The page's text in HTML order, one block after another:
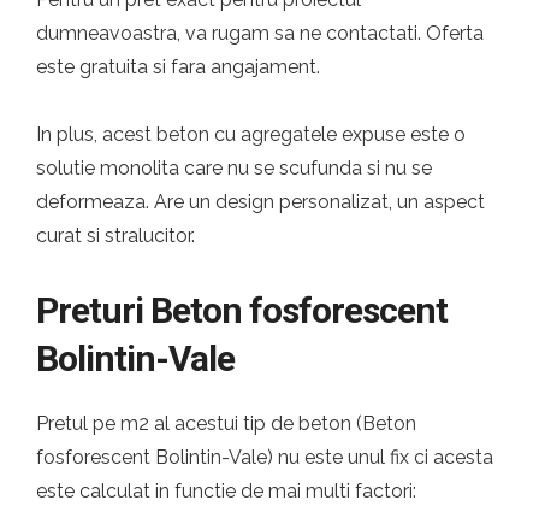
dumneavoastra, va rugam sa ne contactati. Oferta
este gratuita si fara angajament.
In plus, acest beton cu agregatele expuse este o
solutie monolita care nu se scufunda si nu se
deformeaza. Are un design personalizat, un aspect
curat si stralucitor.
Preturi Beton fosforescent
Bolintin-Vale
Pretul pe m2 al acestui tip de beton (Beton
fosforescent Bolintin-Vale) nu este unul fix ci acesta
este calculat in functie de mai multi factori: